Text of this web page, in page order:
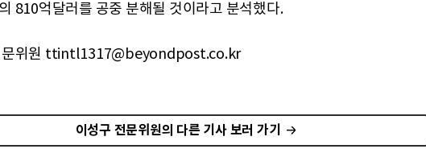
810억달러를 공중 분해될 것이라고 분석했다.
문위원 ttintl1317@beyondpost.co.kr
이성구 전문위원의 다른 기사 보러 가기